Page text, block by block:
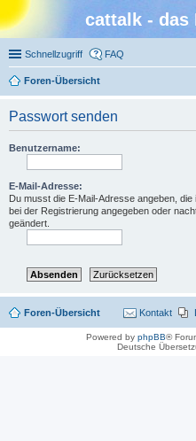
cattalk - das
Schnellzugriff FAQ
Foren-Übersicht
Passwort senden
Benutzername:
E-Mail-Adresse:
Du musst die E-Mail-Adresse angeben,
bei der Registrierung angegeben oder
geändert.
Foren-Übersicht Kontakt
Powered by phpBB®
Deutsche